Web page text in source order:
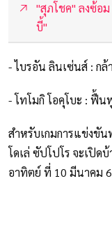
"สุภโชค" ลงซ้อ
บี้"
- ไบรอัน ลินเซ่นส์ : ก
- โทโมกิ โอคุโบะ : ฟื้น
สำหรับเกมการแข่งขั
โดเล่ ซัปโปโร จะเปิด
อาทิตย์ ที่ 10 มีนาคม